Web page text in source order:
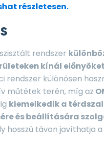
részletesen.
rendszer
kínál előnyöket
rendszer különösen
műtétek terén, míg az
kiemelkedik a
és beállítására
hosszú távon javíthatja